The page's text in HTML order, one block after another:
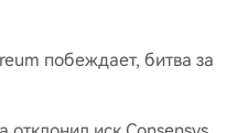
побеждает, битва за